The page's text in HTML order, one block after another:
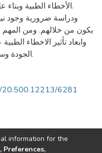
الأخطاء الطبية
ودراسة ضرورية وجود
يكون من خلالهم. ومن
وابعاد تأثير الاخطاء
الجودة وسالمة المريض في مؤسسات الرعاية.
20.500.12213/6281
information for the